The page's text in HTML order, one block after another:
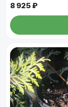
8 925 ₽